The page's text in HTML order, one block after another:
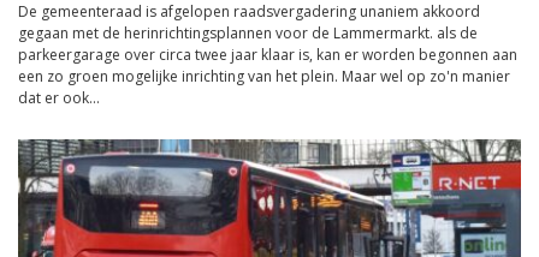
De gemeenteraad is afgelopen raadsvergadering unaniem akkoord
gegaan met de herinrichtingsplannen voor de Lammermarkt. als de
parkeergarage over circa twee jaar klaar is, kan er worden begonnen aan
een zo groen mogelijke inrichting van het plein. Maar wel op zo'n manier
dat er ook...